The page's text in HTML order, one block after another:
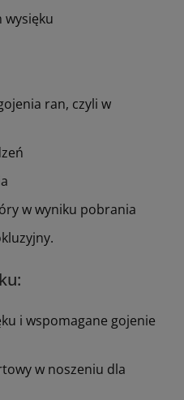
wysięku
ran, czyli w
w wyniku pobrania
i wspomagane gojenie
w noszeniu dla